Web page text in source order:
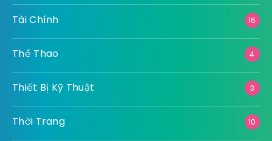
Tài Chính 16
Thể Thao 4
Thiết Bị Kỹ Thuật 3
Thời Trang 10